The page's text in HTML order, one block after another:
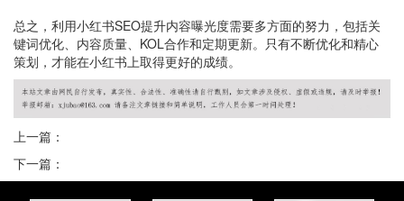
总之，利用小红书SEO提升内容曝光度需要多方面的努力，包括关
键词优化、内容质量、KOL合作和定期更新。只有不断优化和精心
策划，才能在小红书上取得更好的成绩。
上一篇：
下一篇：